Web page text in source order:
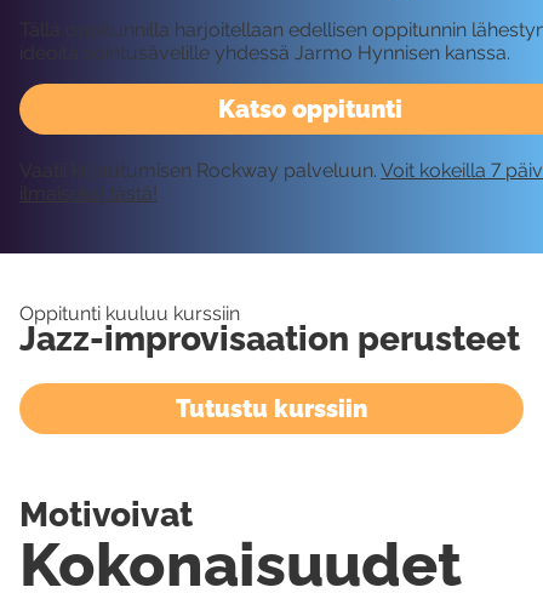
Katso oppitunti
Tällä oppitunnilla harjoitellaan edellisen oppitunnin
ideoita sointusävelille yhdessä Jarmo Hynnisen kanssa.
Vaatii kirjautumisen Rockway palveluun. Voit kokeilla 7
ilmaiseksi tästä!
Oppitunti kuuluu kurssiin
Jazz-improvisaation perusteet
Tutustu kurssiin
Kokonaisuudet
Motivoivat